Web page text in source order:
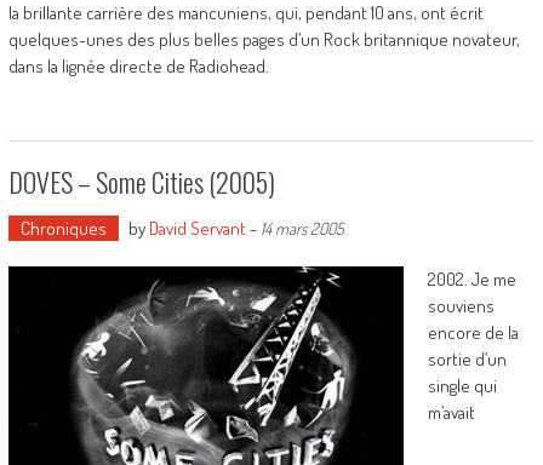
la brillante carrière des mancuniens, qui, pendant 10 ans, ont écrit
quelques-unes des plus belles pages d’un Rock britannique novateur,
dans la lignée directe de Radiohead.
DOVES – Some Cities (2005)
Chroniques by David Servant- 14 mars 2005
2002. Je me
souviens
encore de la
sortie d’un
single qui
m’avait